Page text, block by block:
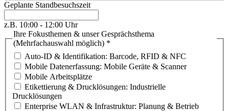
Geplante Standbesuchszeit
z.B. 10:00 - 12:00 Uhr
Ihre Fokusthemen & unser Gesprächsthema
(Mehrfachauswahl möglich) *
Auto-ID & Identifikation: Barcode, RFID & NFC
Mobile Datenerfassung: Mobile Geräte & Scanner
Mobile Arbeitsplätze
Etikettierung & Drucklösungen: Industrielle
Drucklösungen
Enterprise WLAN & Infrastruktur: Planung & Betrieb